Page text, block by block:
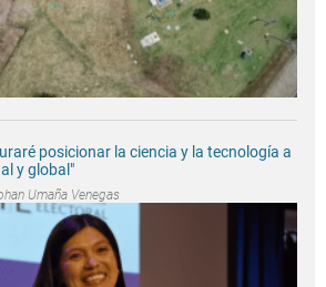
posicionar la ciencia y la tecnología a
y global"
Umaña Venegas